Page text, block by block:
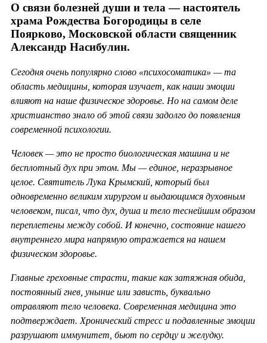
О связи болезней души и тела — настоятель
храма Рождества Богородицы в селе
Поярково, Московской области священник
Александр Насибулин.
Сегодня очень популярно слово «психосоматика» — та
область медицины, которая изучает, как наши эмоции
влияют на наше физическое здоровье. Но на самом деле
христианство знало об этой связи задолго до появления
современной психологии.
Человек — это не просто биологическая машина и не
бесплотный дух при этом. Мы — единое, неразрывное
целое. Святитель Лука Крымский, который был
одновременно великим хирургом и выдающимся духовным
человеком, писал, что дух, душа и тело теснейшим образом
переплетены между собой. И конечно, состояние нашего
внутреннего мира напрямую отражается на нашем
физическом здоровье.
Главные греховные страсти, такие как затяжная обида,
постоянный гнев, уныние или зависть, буквально
отравляют тело человека. Современная медицина это
подтверждает. Хронический стресс и подавленные эмоции
разрушают иммунитет, бьют по сердцу и желудку.